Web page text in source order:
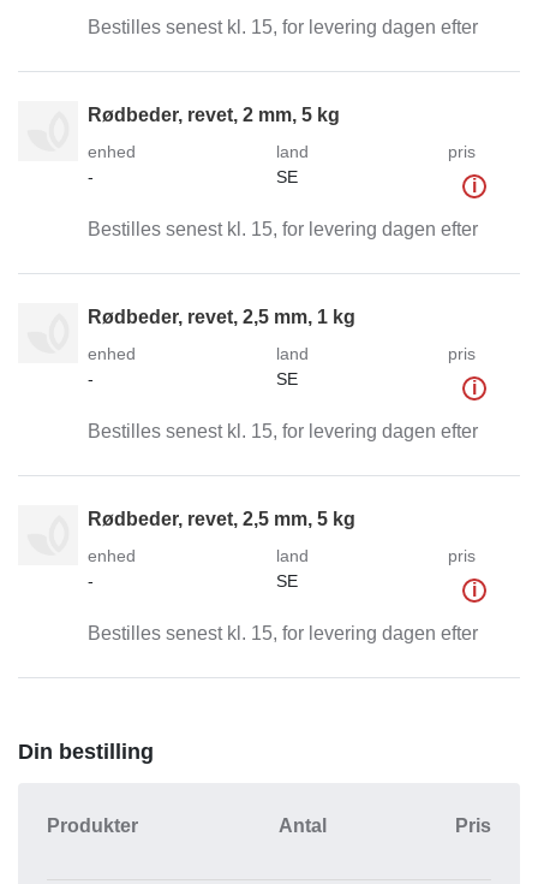
Bestilles senest kl. 15, for levering dagen efter
Rødbeder, revet, 2 mm, 5 kg
enhed
-
land
SE
pris
i
Bestilles senest kl. 15, for levering dagen efter
Rødbeder, revet, 2,5 mm, 1 kg
enhed
-
land
SE
pris
i
Bestilles senest kl. 15, for levering dagen efter
Rødbeder, revet, 2,5 mm, 5 kg
enhed
-
land
SE
pris
i
Bestilles senest kl. 15, for levering dagen efter
Din bestilling
Produkter Antal Pris